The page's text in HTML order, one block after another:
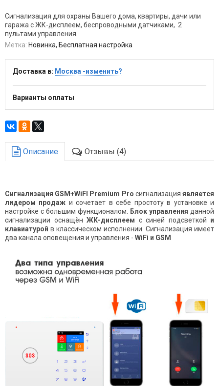
Сигнализация для охраны Вашего дома, квартиры, дачи или
гаража с ЖК-дисплеем, беспроводными датчиками, 2
пультами управления.
Метка: Новинка, Бесплатная настройка
Доставка в: Москва -изменить?
Варианты оплаты
Описание Отзывы (4)
Сигнализация GSM+WiFI Premium Pro сигнализацияявляется
лидером продаж и сочетает в себе простоту в установке и
настройке с большим функционалом.
Блок управления данной
сигнализации оснащён ЖК-дисплеем с синей подсветкой и
клавиатурой в классическом исполнении. Сигнализация имеет
два канала оповещения и управления - WiFi и GSM